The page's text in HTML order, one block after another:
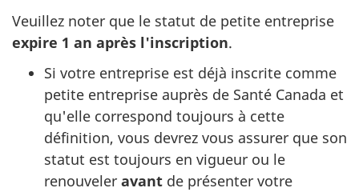
Veuillez noter que le statut de petite entreprise
expire 1 an après l'inscription.
Si votre entreprise est déjà inscrite comme
petite entreprise auprès de Santé Canada et
qu'elle correspond toujours à cette
définition, vous devrez vous assurer que son
statut est toujours en vigueur ou le
renouveler avant de présenter votre